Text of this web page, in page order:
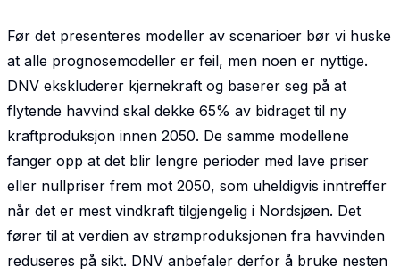
Før det presenteres modeller av scenarioer bør vi huske
at alle prognosemodeller er feil, men noen er nyttige.
DNV ekskluderer kjernekraft og baserer seg på at
flytende havvind skal dekke 65% av bidraget til ny
kraftproduksjon innen 2050. De samme modellene
fanger opp at det blir lengre perioder med lave priser
eller nullpriser frem mot 2050, som uheldigvis inntreffer
når det er mest vindkraft tilgjengelig i Nordsjøen. Det
fører til at verdien av strømproduksjonen fra havvinden
reduseres på sikt. DNV anbefaler derfor å bruke nesten